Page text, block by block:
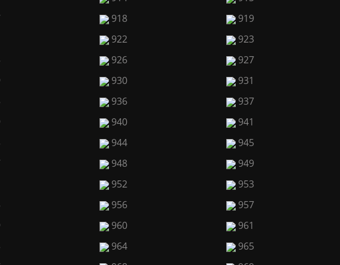
918 919
922 923
926 927
930 931
936 937
940 941
944 945
948 949
952 953
956 957
960 961
964 965